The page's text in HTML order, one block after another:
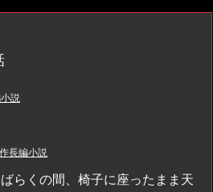
説
長編小説
らくの間、椅子に座ったまま天